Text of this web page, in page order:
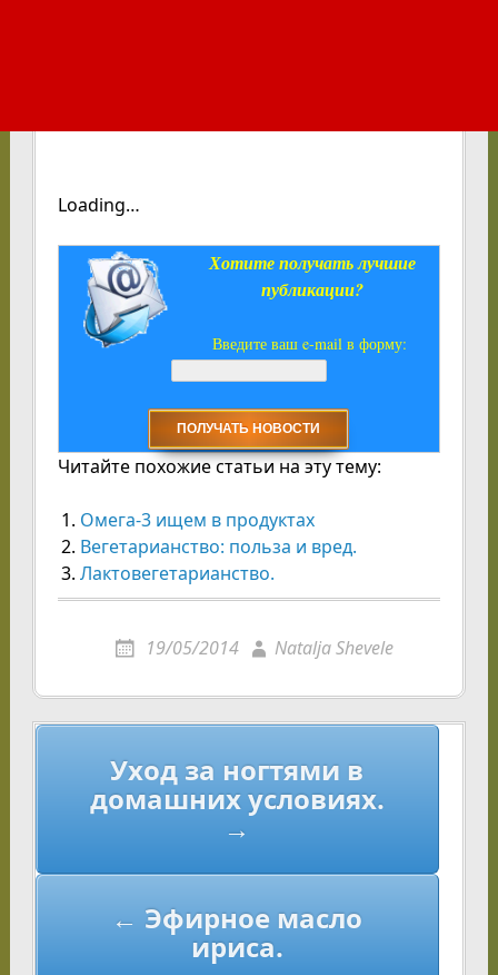
Loading…
Хотите получать лучшие
публикации?
Введите ваш e-mail в форму:
Читайте похожие статьи на эту тему:
Омега-3 ищем в продуктах
Вегетарианство: польза и вред.
Лактовегетарианство.
19/05/2014 Natalja Shevele
Навигация
записям
Уход за ногтями в
домашних условиях.
→
← Эфирное масло
ириса.